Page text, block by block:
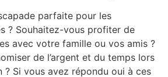
parfaite pour les
? Souhaitez-vous profiter de
avec votre famille ou vos amis ?
de l’argent et du temps lors
Si vous avez répondu oui à ces